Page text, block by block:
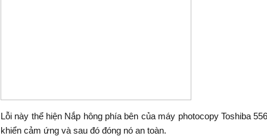
Lỗi này thể hiện Nắp hông phía bên của máy photocopy Toshiba
khiển cảm ứng và sau đó đóng nó an toàn.